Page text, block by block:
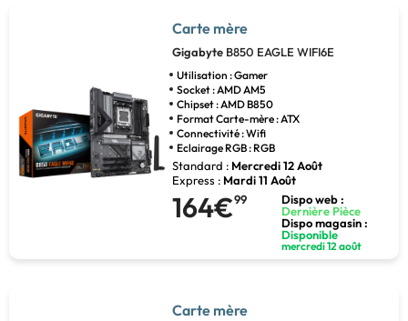
Carte mère
Gigabyte B850 EAGLE WIFI6E
Utilisation : Gamer
Socket : AMD AM5
Chipset : AMD B850
Format Carte-mère : ATX
Connectivité : Wifi
Eclairage RGB : RGB
Standard : Mercredi 12 Août
Express : Mardi 11 Août
164€99
Dispo web :
Dernière Pièce
Dispo magasin :
Disponible
mercredi 12 août
Carte mère